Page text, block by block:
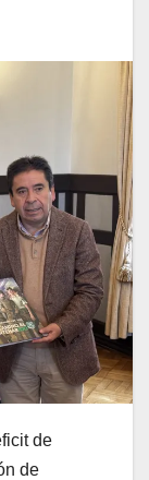
de
de